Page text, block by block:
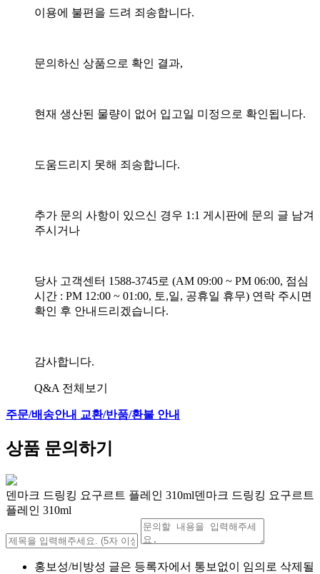
이용에 불편을 드려 죄송합니다.
문의하신 상품으로 확인 결과,
현재 생산된 물량이 없어 입고일 미정으로 확인됩니다.
도움드리지 못해 죄송합니다.
추가 문의 사항이 있으신 경우 1:1 게시판에 문의 글 남겨
주시거나
당사 고객센터 1588-3745로 (AM 09:00 ~ PM 06:00, 점심
시간 : PM 12:00 ~ 01:00, 토,일, 공휴일 휴무) 연락 주시면
확인 후 안내드리겠습니다.
감사합니다.
Q&A 전체보기
주문/배송안내 교환/반품/환불 안내
상품 문의하기
덴마크 드링킹 요구르트 플레인 310ml덴마크 드링킹 요구르트
플레인 310ml
홍보성/비방성 글은 등록자에서 통보없이 임의로 삭제될